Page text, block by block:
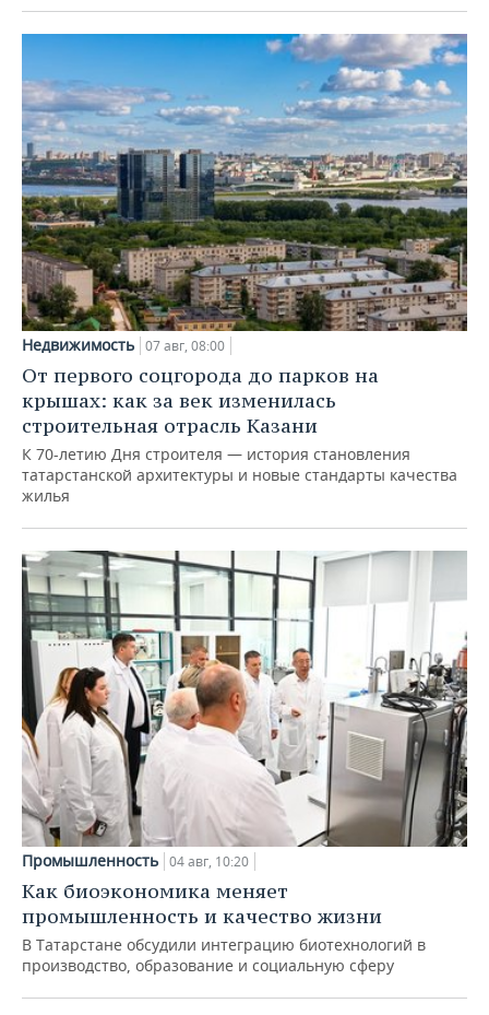
Недвижимость 07 авг, 08:00
От первого соцгорода до парков на
крышах: как за век изменилась
строительная отрасль Казани
К 70-летию Дня строителя — история становления
татарстанской архитектуры и новые стандарты качества
жилья
Промышленность 04 авг, 10:20
Как биоэкономика меняет
промышленность и качество жизни
В Татарстане обсудили интеграцию биотехнологий в
производство, образование и социальную сферу